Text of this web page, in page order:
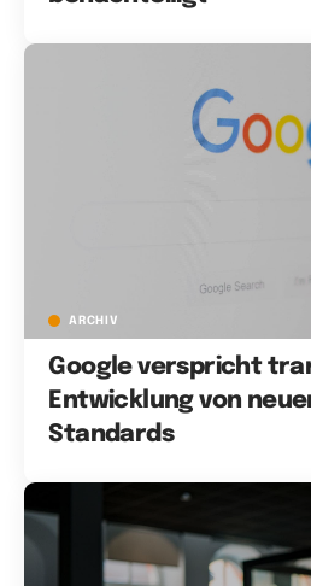
ARCHIV
Google verspricht
Entwicklung von
Standards